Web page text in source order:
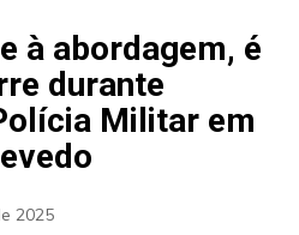
à abordagem, é
durante
Militar em
2025